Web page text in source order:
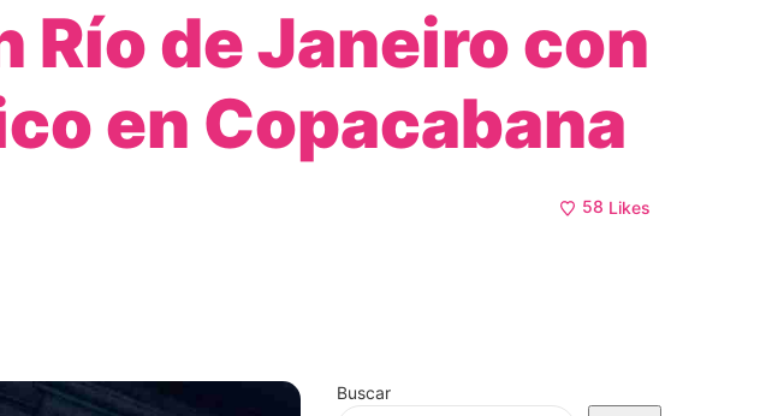
Río de Janeiro con
en Copacabana
58 Likes
Buscar